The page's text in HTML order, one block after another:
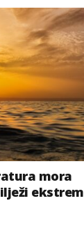
mora
ekstrem